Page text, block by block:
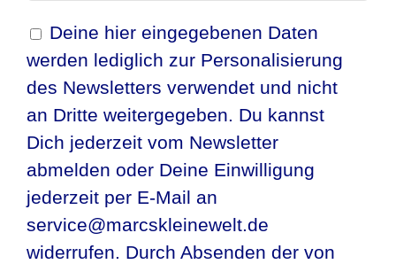
Deine hier eingegebenen Daten
werden lediglich zur Personalisierung
des Newsletters verwendet und nicht
an Dritte weitergegeben. Du kannst
Dich jederzeit vom Newsletter
abmelden oder Deine Einwilligung
jederzeit per E-Mail an
service@marcskleinewelt.de
widerrufen. Durch Absenden der von